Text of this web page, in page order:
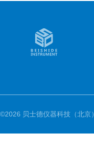
©2026 贝士德仪器科技（北京